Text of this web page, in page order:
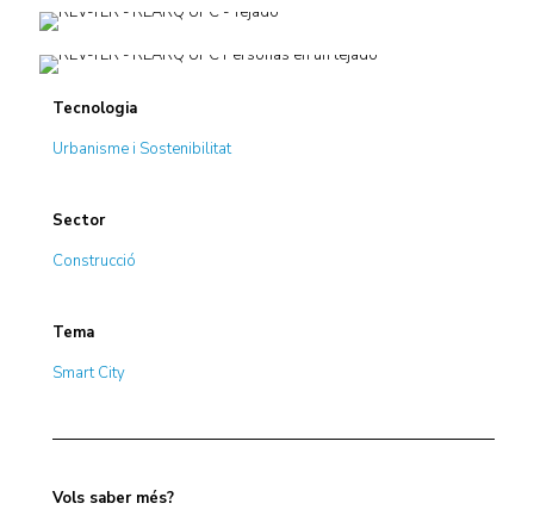
Tecnologia
Urbanisme i Sostenibilitat
Sector
Construcció
Tema
Smart City
Vols saber més?